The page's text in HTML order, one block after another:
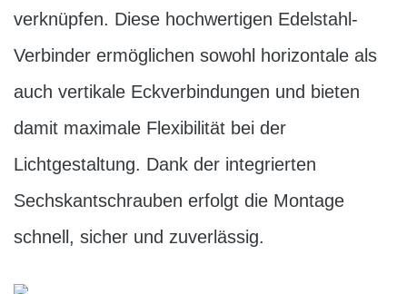
verknüpfen. Diese hochwertigen Edelstahl-
Verbinder ermöglichen sowohl horizontale als
auch vertikale Eckverbindungen und bieten
damit maximale Flexibilität bei der
Lichtgestaltung. Dank der integrierten
Sechskantschrauben erfolgt die Montage
schnell, sicher und zuverlässig.